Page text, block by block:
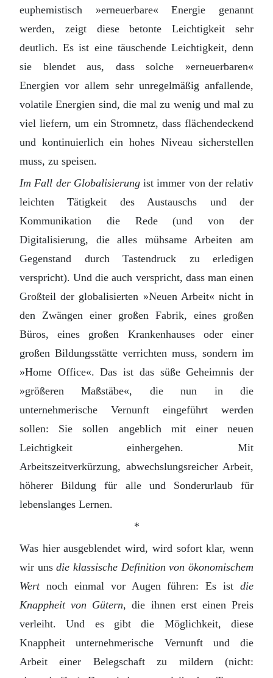
euphemistisch »erneuerbare« Energie genannt
werden, zeigt diese betonte Leichtigkeit sehr
deutlich. Es ist eine täuschende Leichtigkeit, denn
sie blendet aus, dass solche »erneuerbaren«
Energien vor allem sehr unregelmäßig anfallende,
volatile Energien sind, die mal zu wenig und mal zu
viel liefern, um ein Stromnetz, dass flächendeckend
und kontinuierlich ein hohes Niveau sicherstellen
muss, zu speisen.
Im Fall der Globalisierungist immer von der relativ
leichten Tätigkeit des Austauschs und der
Kommunikation die Rede (und von der
Digitalisierung, die alles mühsame Arbeiten am
Gegenstand durch Tastendruck zu erledigen
verspricht). Und die auch verspricht, dass man einen
Großteil der globalisierten »Neuen Arbeit« nicht in
den Zwängen einer großen Fabrik, eines großen
Büros, eines großen Krankenhauses oder einer
großen Bildungsstätte verrichten muss, sondern im
»Home Office«. Das ist das süße Geheimnis der
»größeren Maßstäbe«, die nun in die
unternehmerische Vernunft eingeführt werden
sollen: Sie sollen angeblich mit einer neuen
Leichtigkeit einhergehen. Mit
Arbeitszeitverkürzung, abwechslungsreicher Arbeit,
höherer Bildung für alle und Sonderurlaub für
lebenslanges Lernen.
*
Was hier ausgeblendet wird, wird sofort klar, wenn
wir unsdie klassische Definition von ökonomischem
Wertnoch einmal vor Augen führen: Es ist die
Knappheit von Gütern, die ihnen erst einen Preis
verleiht. Und es gibt die Möglichkeit, diese
Knappheit unternehmerische Vernunft und die
Arbeit einer Belegschaft zu mildern (nicht: